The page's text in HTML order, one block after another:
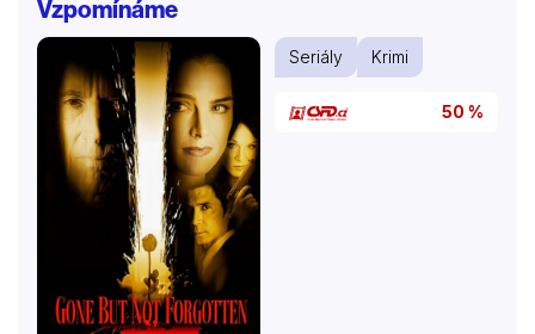
Vzpomínáme
Seriály Krimi
50 %